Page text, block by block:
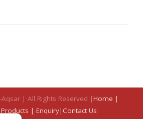
| All Rights Reserved |Home |
| Enquiry| Contact Us